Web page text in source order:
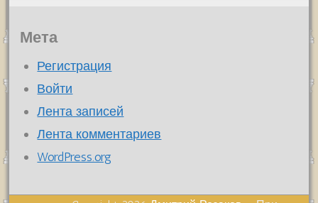
Мета
Регистрация
Войти
Лента записей
Лента комментариев
WordPress.org